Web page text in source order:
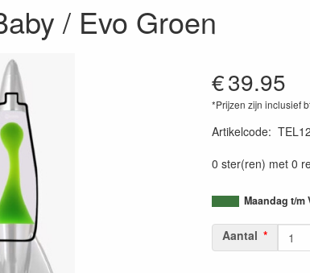
/ Evo Groen
€39.95
*Prijzen zijn inclusief
Artikelcode:
0 ster(ren) met 0
Maandag t/
Aantal